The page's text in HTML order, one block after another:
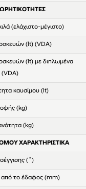
(ελάχιστο-μέγιστο)
(lt) (VDA)
(lt) με διπλωμένα
(VDA)
καυσίμου (lt)
(kg)
(kg)
ΧΑΡΑΚΤΗΡΙΣΤΙΚΑ
(˚)
το έδαφος (mm)